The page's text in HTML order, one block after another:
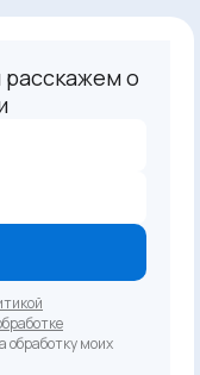
о
обработку моих